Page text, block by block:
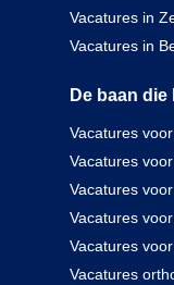
Vacatures in
Vacatures in
De baan
Vacatures
Vacatures
Vacatures
Vacatures
Vacatures
Vacatures